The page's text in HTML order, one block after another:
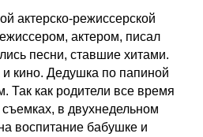
актерско-режиссерской
актером, писал
песни, ставшие хитами.
кино. Дедушка по папиной
Так как родители все время
в двухнедельном
воспитание бабушке и